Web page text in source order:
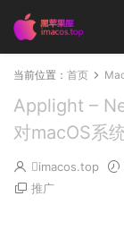
当前位置： 首页
Applight –
对macOS系
imacos.top
推广